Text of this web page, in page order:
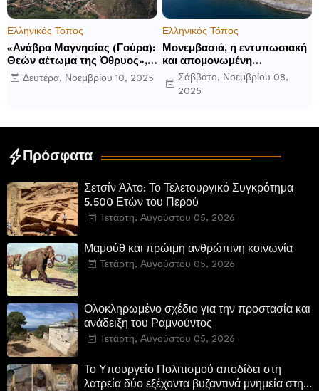
Ελληνικός Τόπος
«Ανάβρα Μαγνησίας (Γούρα):
Θεών αέτωμα της Όθρυος»,
γράφει ο Δημήτρης Β.
Καρέλης
Δευτέρα, Νοεμβρίου 10, 2025
Ελληνικός Τόπος
Μονεμβασιά, η εντυπωσιακή
και απομονωμένη
οχυρωμένη πόλη που
ιδρύθηκε από τους
Σάββατο, Νοεμβρίου 08,
2025
Πρόσφατα
Σετσίν Άλτο: Το Τελετουργικό Συγκρότημα
5.500 Ετών του Περού
Τετάρτη, Αυγούστου 05, 2026
Μαμούθ και πρώιμη ανθρώπινη κοινωνία
Τετάρτη, Αυγούστου 05, 2026
Ολοκληρωμένο σχέδιο για την προστασία και
ανάδειξη του Ραμνούντος
Τετάρτη, Αυγούστου 05, 2026
Το Υπουργείο Πολιτισμού αποδίδει στη
λατρεία δύο εξέχοντα βυζαντινά μνημεία στην